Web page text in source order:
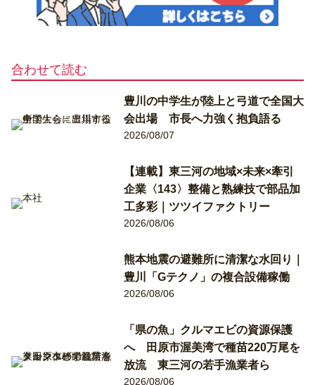
合わせて読む
豊川の中学生が陸上と弓道で全国大
会出場 市長へ力強く抱負語る
2026/08/07
【連載】東三河の地域×未来×牽引
企業〈143〉整備と熟練技で部品加
工多彩｜ツツイファクトリー
2026/08/06
熊本地震の避難所に清潔な水回り｜
豊川「Gテクノ」の複合設備稼働
2026/08/06
「県の魚」クルマエビの資源保護
へ 田原市渥美湾で種苗220万尾を
放流 東三河の若手漁業者ら
2026/08/06